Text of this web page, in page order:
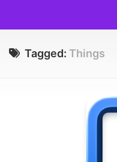
Tagged: Things